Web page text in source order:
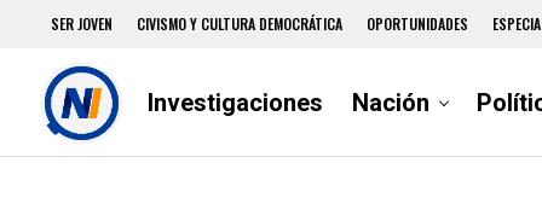
SER JOVEN CIVISMO Y CULTURA DEMOCRÁTICA OPORTUNIDADES
Investigaciones Nación